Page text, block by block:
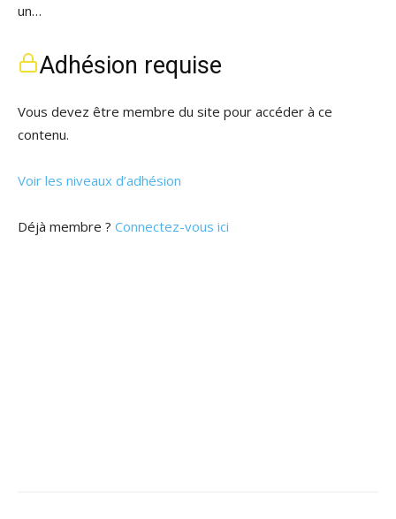
un…
Adhésion requise
Vous devez être membre du site pour accéder à ce
contenu.
Voir les niveaux d’adhésion
Déjà membre ? Connectez-vous ici